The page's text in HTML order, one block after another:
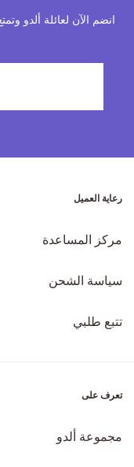
انضم الآن لعائلة ألدو
رعاية العميل
مركز المساعدة
سياسة الشحن
تتبع طلبي
تعرف على
مجموعة ألدو